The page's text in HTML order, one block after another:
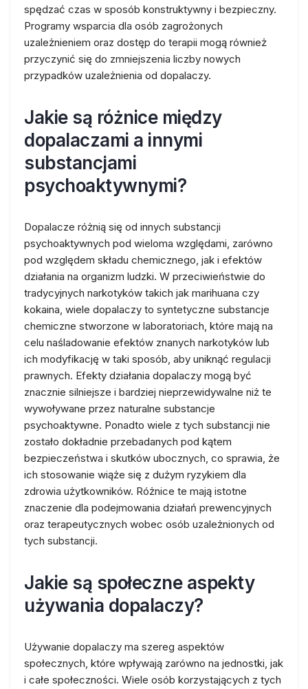
spędzać czas w sposób konstruktywny i bezpieczny.
Programy wsparcia dla osób zagrożonych
uzależnieniem oraz dostęp do terapii mogą również
przyczynić się do zmniejszenia liczby nowych
przypadków uzależnienia od dopalaczy.
Jakie są różnice między
dopalaczami a innymi
substancjami
psychoaktywnymi?
Dopalacze różnią się od innych substancji
psychoaktywnych pod wieloma względami, zarówno
pod względem składu chemicznego, jak i efektów
działania na organizm ludzki. W przeciwieństwie do
tradycyjnych narkotyków takich jak marihuana czy
kokaina, wiele dopalaczy to syntetyczne substancje
chemiczne stworzone w laboratoriach, które mają na
celu naśladowanie efektów znanych narkotyków lub
ich modyfikację w taki sposób, aby uniknąć regulacji
prawnych. Efekty działania dopalaczy mogą być
znacznie silniejsze i bardziej nieprzewidywalne niż te
wywoływane przez naturalne substancje
psychoaktywne. Ponadto wiele z tych substancji nie
zostało dokładnie przebadanych pod kątem
bezpieczeństwa i skutków ubocznych, co sprawia, że
ich stosowanie wiąże się z dużym ryzykiem dla
zdrowia użytkowników. Różnice te mają istotne
znaczenie dla podejmowania działań prewencyjnych
oraz terapeutycznych wobec osób uzależnionych od
tych substancji.
Jakie są społeczne aspekty
używania dopalaczy?
Używanie dopalaczy ma szereg aspektów
społecznych, które wpływają zarówno na jednostki, jak
i całe społeczności. Wiele osób korzystających z tych